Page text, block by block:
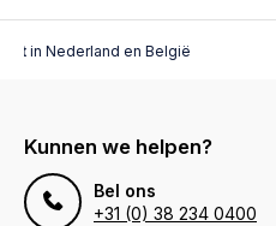
in Nederland en België
Kunnen we helpen?
Bel ons
+31 (0) 38 234 0400